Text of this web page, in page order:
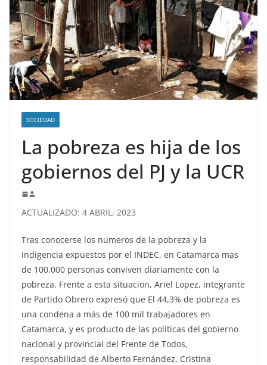
SOCIEDAD
La pobreza es hija de los
gobiernos del PJ y la UCR
ACTUALIZADO: 4 ABRIL, 2023
Tras conocerse los numeros de la pobreza y la
indigencia expuestos por el INDEC, en Catamarca mas
de 100.000 personas conviven diariamente con la
pobreza. Frente a esta situacion, Ariel Lopez, integrante
de Partido Obrero expresó que El 44,3% de pobreza es
una condena a más de 100 mil trabajadores en
Catamarca, y es producto de las políticas del gobierno
nacional y provincial del Frente de Todos,
responsabilidad de Alberto Fernández, Cristina